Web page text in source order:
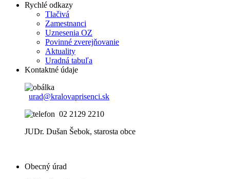
Rychlé odkazy
Tlačivá
Zamestnanci
Uznesenia OZ
Povinné zverejňovanie
Aktuality
Uradná tabuľa
Kontaktné údaje
urad@kralovaprisenci.sk
02 2129 2210
JUDr. Dušan Šebok, starosta obce
Obecný úrad